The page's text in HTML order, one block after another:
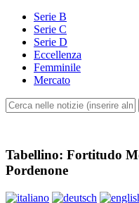
Serie B
Serie C
Serie D
Eccellenza
Femminile
Mercato
Tabellino: Fortitudo
Pordenone